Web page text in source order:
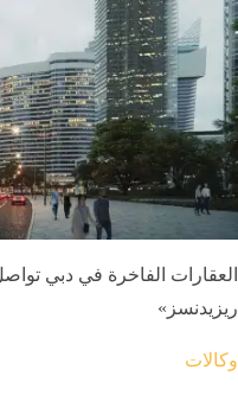
العقارات الفاخرة في دبي
ريزيدنسز»
وكالات